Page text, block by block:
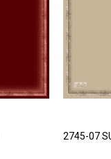
2745-07